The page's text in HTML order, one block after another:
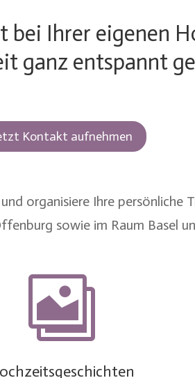
bei Ihrer eigenen
ganz entspannt
Kontakt aufnehmen
organisiere Ihre persönliche
sowie im Raum Basel
